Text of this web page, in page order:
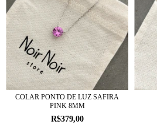
COLAR PONTO DE LUZ SAFIRA
PINK 8MM
R$379,00